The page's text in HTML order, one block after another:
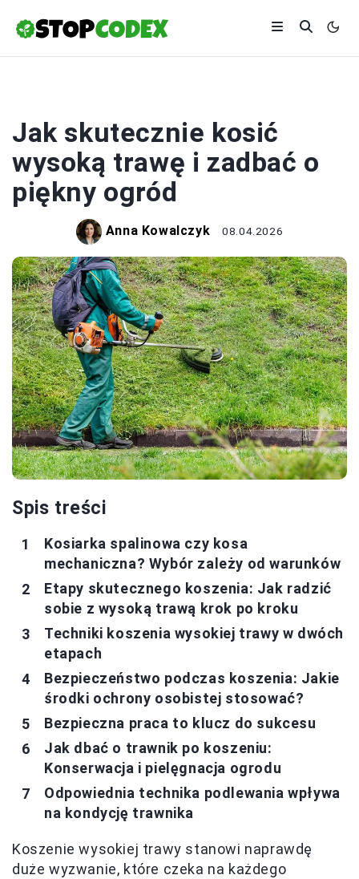
Jak skutecznie kosić
wysoką trawę i zadbać o
piękny ogród
Anna Kowalczyk 08.04.2026
Spis treści
Kosiarka spalinowa czy kosa
mechaniczna? Wybór zależy od warunków
Etapy skutecznego koszenia: Jak radzić
sobie z wysoką trawą krok po kroku
Techniki koszenia wysokiej trawy w dwóch
etapach
Bezpieczeństwo podczas koszenia: Jakie
środki ochrony osobistej stosować?
Bezpieczna praca to klucz do sukcesu
Jak dbać o trawnik po koszeniu:
Konserwacja i pielęgnacja ogrodu
Odpowiednia technika podlewania wpływa
na kondycję trawnika
Koszenie wysokiej trawy stanowi naprawdę
duże wyzwanie, które czeka na każdego